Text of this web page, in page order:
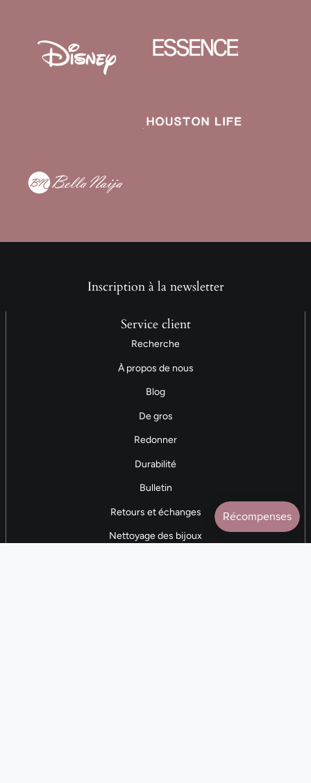
Inscription à la newsletter
Service client
Recherche
À propos de nous
Blog
De gros
Redonner
Durabilité
Bulletin
Retours et échanges
Nettoyage des bijoux